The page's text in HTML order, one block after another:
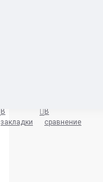
В
закладки
В
сравнение